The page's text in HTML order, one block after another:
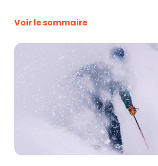
Voir le sommaire